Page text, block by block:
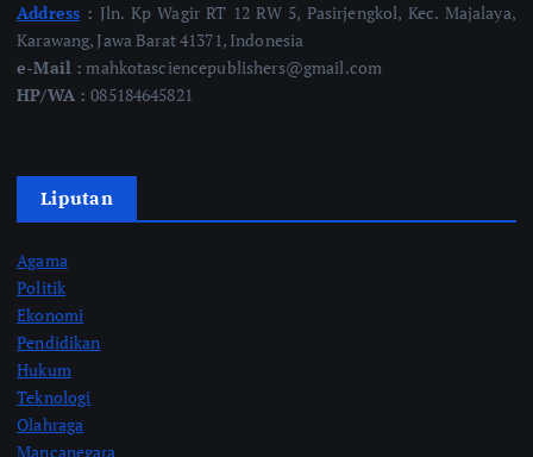
Address : Jln. Kp Wagir RT 12 RW 5, Pasirjengkol, Kec. Majalaya,
Karawang, Jawa Barat 41371, Indonesia
e-Mail : mahkotasciencepublishers@gmail.com
HP/WA :085184645821
Liputan
Agama
Politik
Ekonomi
Pendidikan
Hukum
Teknologi
Olahraga
Mancanegara